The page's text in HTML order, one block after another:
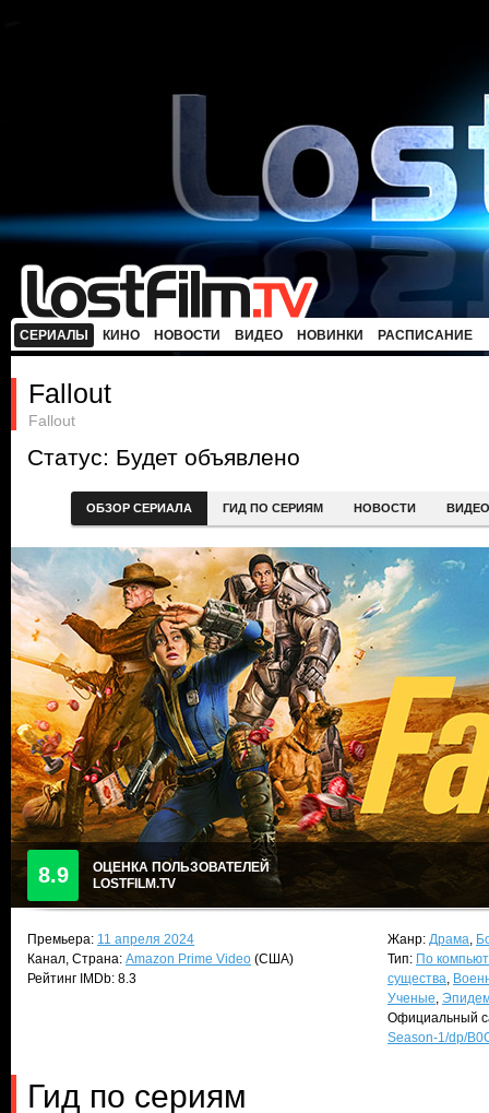
СЕРИАЛЫ КИНО НОВОСТИ ВИДЕО НОВИНКИ РАСПИСАНИЕ
Fallout
Fallout
Статус: Будет объявлено
ОБЗОР СЕРИАЛА ГИД ПО СЕРИЯМ НОВОСТИ ВИДЕО
8.9
ОЦЕНКА ПОЛЬЗОВАТЕЛЕЙ
LOSTFILM.TV
Премьера: 11 апреля 2024
Канал, Страна: Amazon Prime Video (США)
Рейтинг IMDb: 8.3
Жанр: Драма,
Тип: По
существа,
Ученые,
Официальный
Season-1/dp/
Гид по сериям